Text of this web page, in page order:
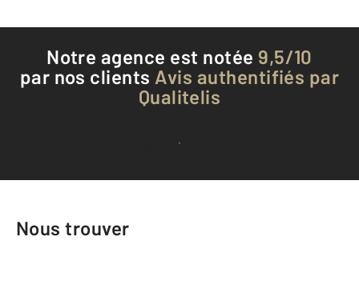
Notre agence est notée 9,5/10
par nos clients Avis authentifiés par
Qualitelis
Voir tous les avis clients
Nous trouver